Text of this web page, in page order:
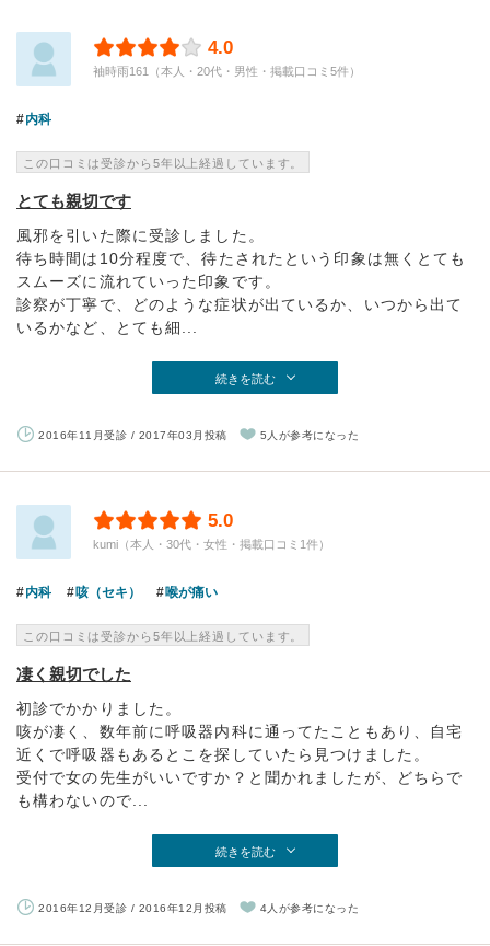
4.0
袖時雨161（本人・20代・男性・掲載口コミ5件）
内科
この口コミは受診から5年以上経過しています。
とても親切です
風邪を引いた際に受診しました。
待ち時間は10分程度で、待たされたという印象は無くとても
スムーズに流れていった印象です。
診察が丁寧で、どのような症状が出ているか、いつから出て
いるかなど、とても細...
続きを読む
2016年11月受診 / 2017年03月投稿 5人が参考になった
5.0
kumi（本人・30代・女性・掲載口コミ1件）
内科 咳（セキ） 喉が痛い
この口コミは受診から5年以上経過しています。
凄く親切でした
初診でかかりました。
咳が凄く、数年前に呼吸器内科に通ってたこともあり、自宅
近くで呼吸器もあるとこを探していたら見つけました。
受付で女の先生がいいですか？と聞かれましたが、どちらで
も構わないので...
続きを読む
2016年12月受診 / 2016年12月投稿 4人が参考になった